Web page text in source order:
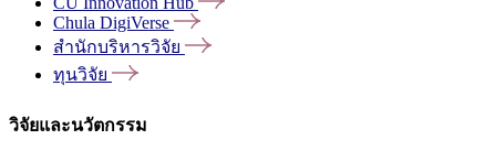
Chula DigiVerse
สำนักบริหารวิจัย
ทุนวิจัย
วิจัยและนวัตกรรม